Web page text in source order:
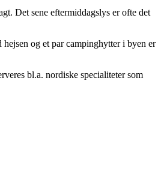
Det sene eftermiddagslys er ofte det
og et par campinghytter i byen er
bl.a. nordiske specialiteter som